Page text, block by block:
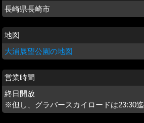
長崎県長崎市
地図
大浦展望公園の地図
営業時間
終日開放
※但し、グラバースカイロードは23:30迄